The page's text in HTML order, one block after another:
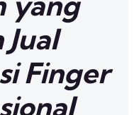
Finger